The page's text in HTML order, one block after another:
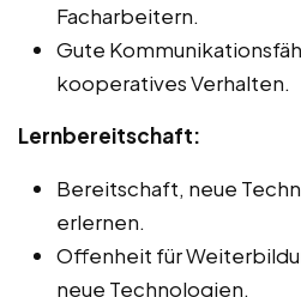
Facharbeitern.
Gute
kooperatives Verhalten.
Lernbereitschaft:
Bereitschaft, neue
erlernen.
Offenheit für
neue Technologien.